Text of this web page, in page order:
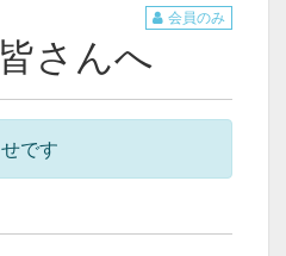
会員のみ
さんへ
です